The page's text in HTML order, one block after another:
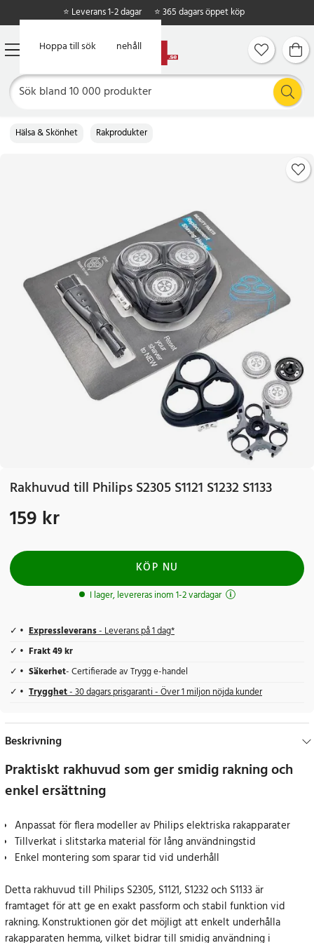
Hoppa till huvudinnehåll
Hoppa till sök
⭐ Leverans 1-2 dagar ⭐ 365 dagars öppet köp
Hälsa & Skönhet Rakprodukter
Rakhuvud till Philips S2305 S1121 S1232 S1133
Pris:159 kr
159 kr
KÖP NU
I lager, levereras inom 1-2 vardagar
Expressleverans- Leverans på 1 dag*
Frakt 49 kr
Säkerhet- Certifierade av Trygg e-handel
Trygghet- 30 dagars prisgaranti - Över 1 miljon nöjda kunder
Beskrivning
Praktiskt rakhuvud som ger smidig rakning och
enkel ersättning
Anpassat för flera modeller av Philips elektriska rakapparater
Tillverkat i slitstarka material för lång användningstid
Enkel montering som sparar tid vid underhåll
Detta rakhuvud till Philips S2305, S1121, S1232 och S1133 är
framtaget för att ge en exakt passform och stabil funktion vid
rakning. Konstruktionen gör det möjligt att enkelt underhålla
rakapparaten hemma, vilket bidrar till smidig användning i